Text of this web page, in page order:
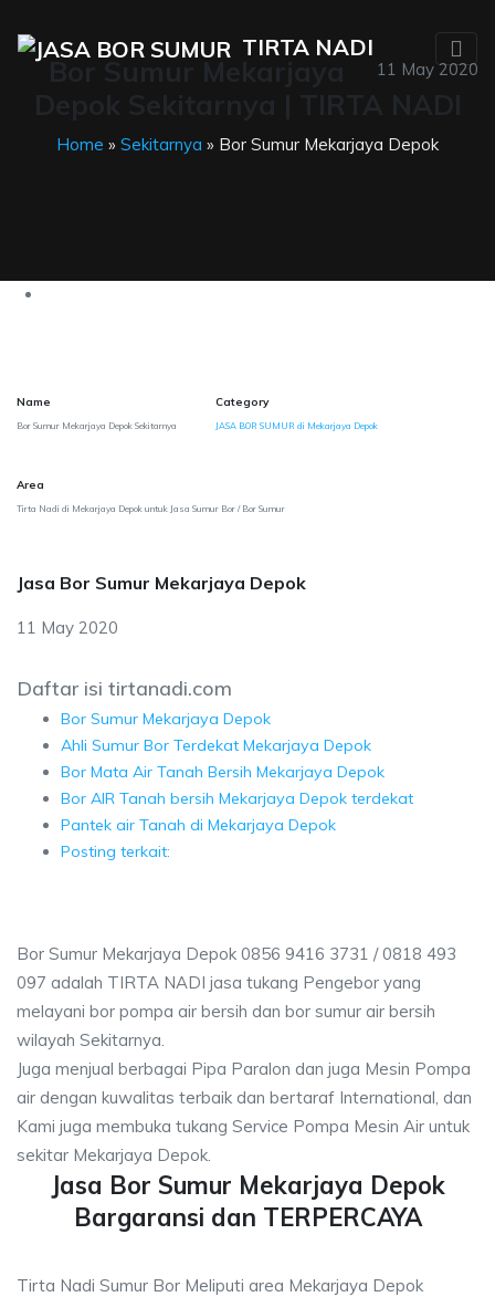
TIRTA NADI
11 May 2020
Home » Sekitarnya » Bor Sumur Mekarjaya Depok
Name
Bor Sumur Mekarjaya Depok Sekitarnya
Category
JASA BOR SUMUR di Mekarjaya Depok
Area
Tirta Nadi di Mekarjaya Depok untuk Jasa Sumur Bor / Bor Sumur
Jasa Bor Sumur Mekarjaya Depok
11 May 2020
Daftar isi tirtanadi.com
Bor Sumur Mekarjaya Depok
Ahli Sumur Bor Terdekat Mekarjaya Depok
Bor Mata Air Tanah Bersih Mekarjaya Depok
Bor AIR Tanah bersih Mekarjaya Depok terdekat
Pantek air Tanah di Mekarjaya Depok
Posting terkait:
Bor Sumur Mekarjaya Depok 0856 9416 3731 / 0818 493
097 adalah TIRTA NADI jasa tukang Pengebor yang
melayani bor pompa air bersih dan bor sumur air bersih
wilayah Sekitarnya.
Juga menjual berbagai Pipa Paralon dan juga Mesin Pompa
air dengan kuwalitas terbaik dan bertaraf International, dan
Kami juga membuka tukang Service Pompa Mesin Air untuk
sekitar Mekarjaya Depok.
Jasa Bor Sumur Mekarjaya Depok
Bargaransi dan TERPERCAYA
Tirta Nadi Sumur Bor Meliputi area Mekarjaya Depok